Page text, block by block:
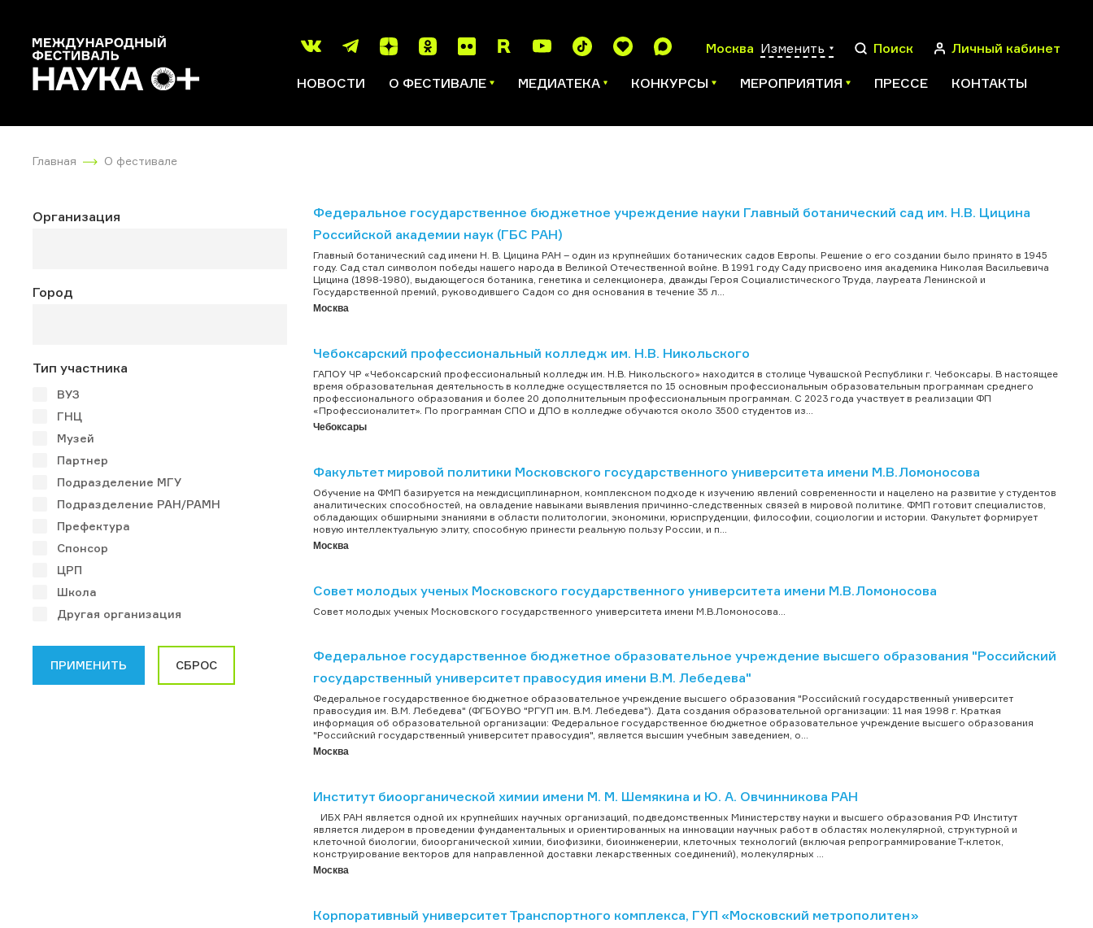
Москва Изменить Поиск Личный кабинет
НОВОСТИ О ФЕСТИВАЛЕ МЕДИАТЕКА КОНКУРСЫ МЕРОПРИЯТИЯ ПРЕССЕ КОНТАКТЫ
Главная О фестивале
Организация
Город
Тип участника
ВУЗ
ГНЦ
Музей
Партнер
Подразделение МГУ
Подразделение РАН/РАМН
Префектура
Спонсор
ЦРП
Школа
Другая организация
Федеральное государственное бюджетное учреждение науки Главный ботанический сад им. Н.В. Цицина
Российской академии наук (ГБС РАН)
Главный ботанический сад имени Н. В. Цицина РАН – один из крупнейших ботанических садов Европы. Решение о его создании было принято в 1945
году. Сад стал символом победы нашего народа в Великой Отечественной войне. В 1991 году Саду присвоено имя академика Николая Васильевича
Цицина (1898-1980), выдающегося ботаника, генетика и селекционера, дважды Героя Социалистического Труда, лауреата Ленинской и
Государственной премий, руководившего Садом со дня основания в течение 35 л...
Москва
Чебоксарский профессиональный колледж им. Н.В. Никольского
ГАПОУ ЧР «Чебоксарский профессиональный колледж им. Н.В. Никольского» находится в столице Чувашской Республики г. Чебоксары. В настоящее
время образовательная деятельность в колледже осуществляется по 15 основным профессиональным образовательным программам среднего
профессионального образования и более 20 дополнительным профессиональным программам. С 2023 года участвует в реализации ФП
«Профессионалитет». По программам СПО и ДПО в колледже обучаются около 3500 студентов из...
Чебоксары
Факультет мировой политики Московского государственного университета имени М.В.Ломоносова
Обучение на ФМП базируется на междисциплинарном, комплексном подходе к изучению явлений современности и нацелено на развитие у студентов
аналитических способностей, на овладение навыками выявления причинно-следственных связей в мировой политике. ФМП готовит специалистов,
обладающих обширными знаниями в области политологии, экономики, юриспруденции, философии, социологии и истории. Факультет формирует
новую интеллектуальную элиту, способную принести реальную пользу России, и п...
Москва
Совет молодых ученых Московского государственного университета имени М.В.Ломоносова
Совет молодых ученых Московского государственного университета имени М.В.Ломоносова...
Федеральное государственное бюджетное образовательное учреждение высшего образования "Российский
государственный университет правосудия имени В.М. Лебедева"
Федеральное государственное бюджетное образовательное учреждение высшего образования "Российский государственный университет
правосудия им. В.М. Лебедева" (ФГБОУВО "РГУП им. В.М. Лебедева"). Дата создания образовательной организации: 11 мая 1998 г. Краткая
информация об образовательной организации: Федеральное государственное бюджетное образовательное учреждение высшего образования
"Российский государственный университет правосудия", является высшим учебным заведением, о...
Москва
Институт биоорганической химии имени М. М. Шемякина и Ю. А. Овчинникова РАН
ИБХ РАН является одной их крупнейших научных организаций, подведомственных Министерству науки и высшего образования РФ. Институт
является лидером в проведении фундаментальных и ориентированных на инновации научных работ в областях молекулярной, структурной и
клеточной биологии, биоорганической химии, биофизики, биоинженерии, клеточных технологий (включая репрограммирование Т-клеток,
конструирование векторов для направленной доставки лекарственных соединений), молекулярных ...
Москва
Корпоративный университет Транспортного комплекса, ГУП «Московский метрополитен»